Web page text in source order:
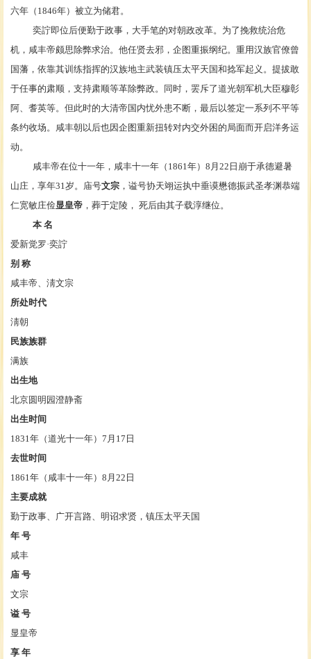
六年（1846年）被立为储君。
奕詝即位后便勤于政事，大手笔的对朝政改革。为了挽救统治危
机，咸丰帝颇思除弊求治。他任贤去邪，企图重振纲纪。重用汉族官僚曾
国藩 ，依靠其训练指挥的汉族地主武装镇压太平天国和捻军起义 。提拔敢
于任事的肃顺 ，支持肃顺等革除弊政。同时，罢斥了道光朝军机大臣穆彰
阿、 耆英等。但此时的大清帝国内忧外患不断，最后以签定一系列 不平等
条约收场。咸丰朝以后也因企图重新扭转对内交外困的局面而开启洋务运
动。
咸丰帝在位十一年，咸丰十一年（1861年）8月22日崩于承德避暑
山庄 ，享年31岁。 庙号文宗 ，谥号协天翊运执中垂谟懋德振武圣孝渊恭端
仁宽敏庄俭显皇帝 ，葬于定陵 ， 死后由其子载淳继位。
本 名
爱新觉罗·奕詝
别 称
咸丰帝、淸文宗
所处时代
淸朝
民族族群
满族
出生地
北京圆明园澄静斋
出生时间
1831年（道光十一年）7月17日
去世时间
1861年（咸丰十一年）8月22日
主要成就
勤于政事、广开言路、明诏求贤，镇压太平天国
年 号
咸丰
庙 号
文宗
谥 号
显皇帝
享 年